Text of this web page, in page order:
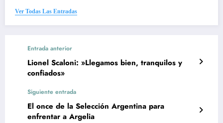
Ver Todas Las Entradas
Entrada anterior
Lionel Scaloni: »Llegamos bien, tranquilos y
confiados»
Siguiente entrada
El once de la Selección Argentina para
enfrentar a Argelia